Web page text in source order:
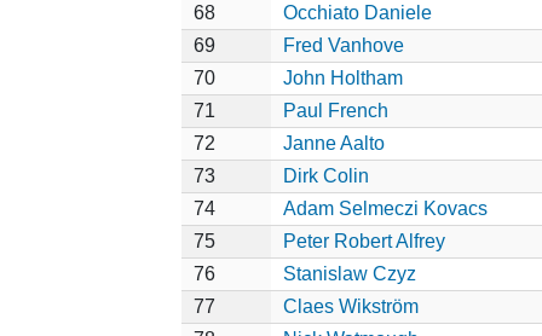
68
Occhiato Daniele
69
Fred Vanhove
70
John Holtham
71
Paul French
72
Janne Aalto
73
Dirk Colin
74
Adam Selmeczi Kovacs
75
Peter Robert Alfrey
76
Stanislaw Czyz
77
Claes Wikström